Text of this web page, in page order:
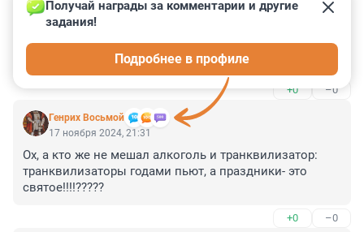
Гость
+0 –0
Генрих Восьмой
Получай награды за комментарии и другие
задания!
Подробнее в профиле
17 ноября 2024, 21:31
Ох, а кто же не мешал алкоголь и транквилизатор:
транквилизаторы годами пьют, а праздники- это
святое!!!!?????
+0 –0